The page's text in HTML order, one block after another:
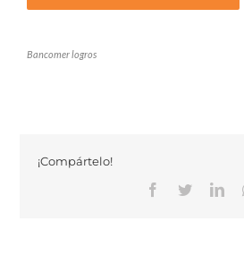
Bancomer logros
¡Compártelo!
Facebook
Twitter